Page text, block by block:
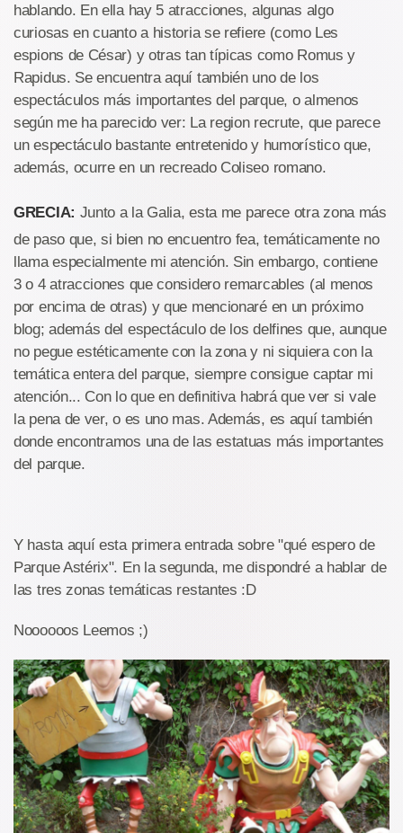
hablando. En ella hay 5 atracciones, algunas algo
curiosas en cuanto a historia se refiere (como Les
espions de César) y otras tan típicas como Romus y
Rapidus. Se encuentra aquí también uno de los
espectáculos más importantes del parque, o almenos
según me ha parecido ver: La region recrute, que parece
un espectáculo bastante entretenido y humorístico que,
además, ocurre en un recreado Coliseo romano.
GRECIA: Junto a la Galia, esta me parece otra zona más
de paso que, si bien no encuentro fea, temáticamente no
llama especialmente mi atención. Sin embargo, contiene
3 o 4 atracciones que considero remarcables (al menos
por encima de otras) y que mencionaré en un próximo
blog; además del espectáculo de los delfines que, aunque
no pegue estéticamente con la zona y ni siquiera con la
temática entera del parque, siempre consigue captar mi
atención... Con lo que en definitiva habrá que ver si vale
la pena de ver, o es uno mas. Además, es aquí también
donde encontramos una de las estatuas más importantes
del parque.
Y hasta aquí esta primera entrada sobre "qué espero de
Parque Astérix". En la segunda, me dispondré a hablar de
las tres zonas temáticas restantes :D
Noooooos Leemos ;)